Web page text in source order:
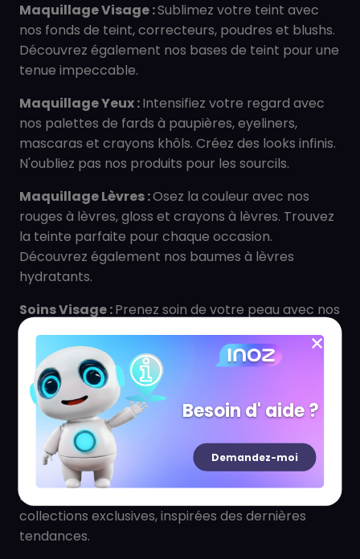
Maquillage Visage :Sublimez votre teint avec
nos fonds de teint, correcteurs, poudres et blushs.
Découvrez également nos bases de teint pour une
tenue impeccable.
Maquillage Yeux :Intensifiez votre regard avec
nos palettes de fards à paupières, eyeliners,
mascaras et crayons khôls. Créez des looks infinis.
N'oubliez pas nos produits pour les sourcils.
Maquillage Lèvres :Osez la couleur avec nos
rouges à lèvres, gloss et crayons à lèvres. Trouvez
la teinte parfaite pour chaque occasion.
Découvrez également nos baumes à lèvres
hydratants.
Soins Visage :Prenez soin de votre peau avec nos
nettoyants, toniques, sérums, crèmes hydratantes
et masques. Nos produits sont formulés avec des
ingrédients de qualité pour répondre aux besoins
de tous les types de peau.
Soins Corps :Hydratez et nourrissez votre peau
avec nos laits corporels, huiles et gommages.
Laissez-vous envoûter par nos parfums délicats.
Nous proposons des nouveautés régulières et des
collections exclusives, inspirées des dernières
tendances.
Besoin d' aide ?
Demandez-moi